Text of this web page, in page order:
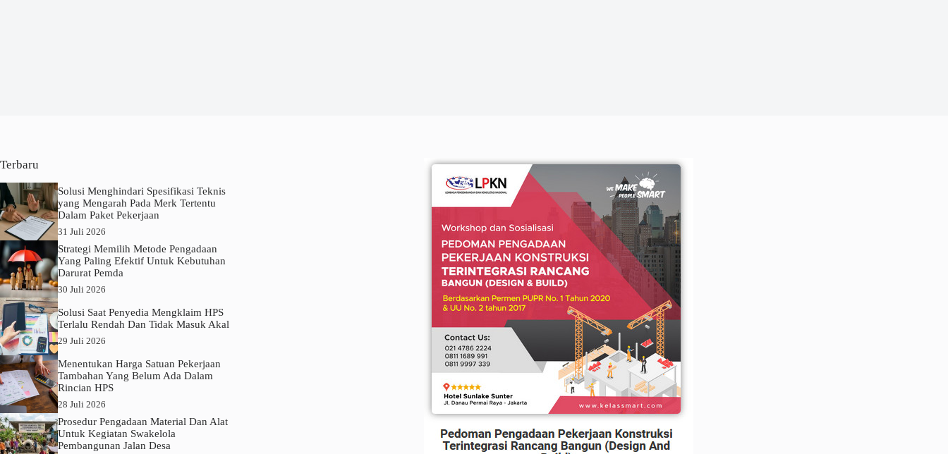
Terbaru
Solusi Menghindari Spesifikasi Teknis
yang Mengarah Pada Merk Tertentu
Dalam Paket Pekerjaan
31 Juli 2026
Strategi Memilih Metode Pengadaan
Yang Paling Efektif Untuk Kebutuhan
Darurat Pemda
30 Juli 2026
Solusi Saat Penyedia Mengklaim HPS
Terlalu Rendah Dan Tidak Masuk Akal
29 Juli 2026
Menentukan Harga Satuan Pekerjaan
Tambahan Yang Belum Ada Dalam
Rincian HPS
28 Juli 2026
Prosedur Pengadaan Material Dan Alat
Untuk Kegiatan Swakelola
Pembangunan Jalan Desa